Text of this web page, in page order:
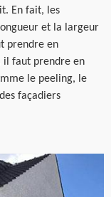
En fait, les
et la largeur
prendre en
il faut prendre en
le peeling, le
façadiers